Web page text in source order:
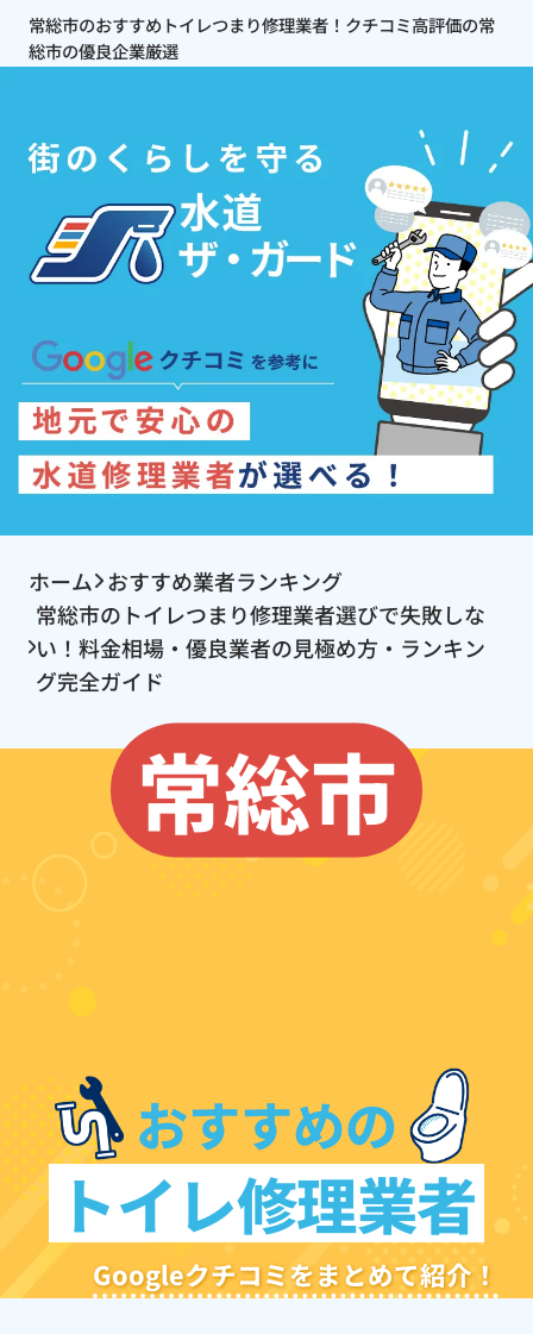
常総市のおすすめトイレつまり修理業者！クチコミ高評価の常
総市の優良企業厳選
ホーム おすすめ業者ランキング
常総市のトイレつまり修理業者選びで失敗しな
い！料金相場・優良業者の見極め方・ランキン
グ完全ガイド
常総市
おすすめの
トイレ修理業者
Googleクチコミをまとめて紹介！